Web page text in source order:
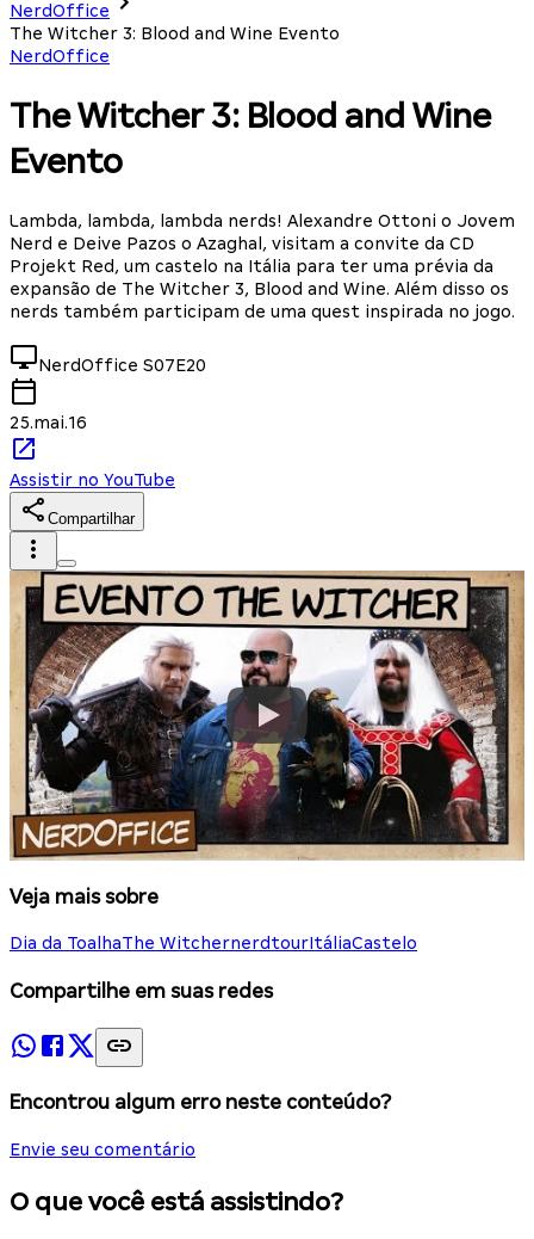
NerdOffice
The Witcher 3: Blood and Wine Evento
NerdOffice
The Witcher 3: Blood and Wine
Evento
Lambda, lambda, lambda nerds! Alexandre Ottoni o Jovem
Nerd e Deive Pazos o Azaghal, visitam a convite da CD
Projekt Red, um castelo na Itália para ter uma prévia da
expansão de The Witcher 3, Blood and Wine. Além disso os
nerds também participam de uma quest inspirada no jogo.
NerdOffice S07E20
25.mai.16
Assistir no YouTube
Compartilhar
Veja mais sobre
Dia da ToalhaThe WitchernerdtourItáliaCastelo
Compartilhe em suas redes
Encontrou algum erro neste conteúdo?
Envie seu comentário
O que você está assistindo?